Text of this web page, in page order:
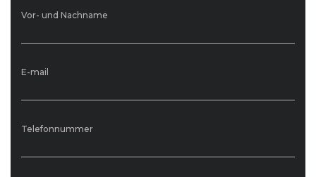
Vor- und Nachname
E-mail
Telefonnummer